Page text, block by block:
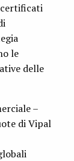
le
delle
–
di Vipal